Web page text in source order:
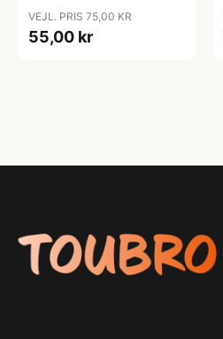
VEJL. PRIS 75,00 KR
55,00 kr